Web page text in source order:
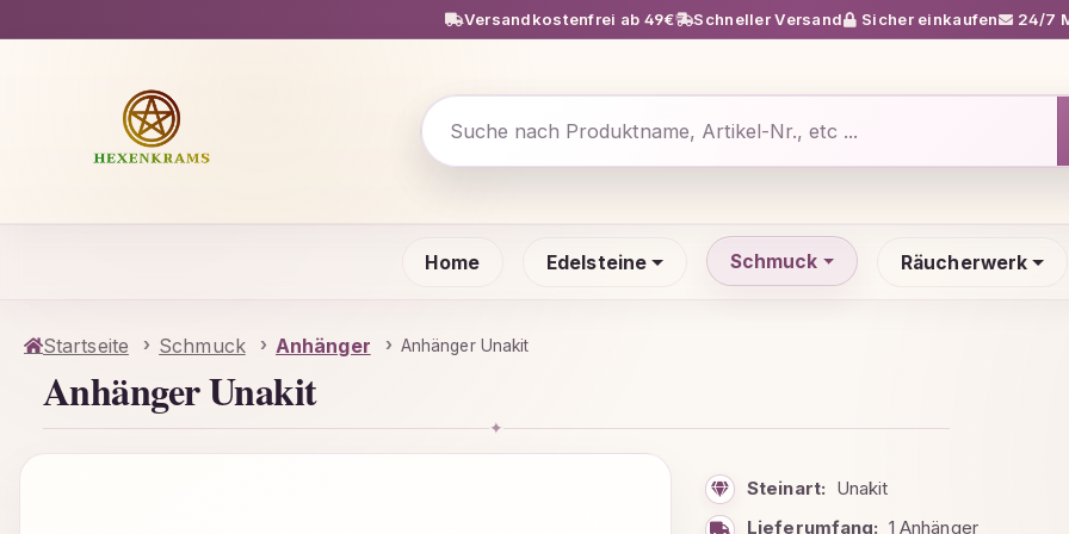
Versandkostenfrei ab 49€ Schneller Versand Sicher einkaufen 24/7
Home Edelsteine Schmuck Räucherwerk
Startseite Schmuck Anhänger Anhänger Unakit
Anhänger Unakit
✦
Steinart: Unakit
Lieferumfang: 1 Anhänger